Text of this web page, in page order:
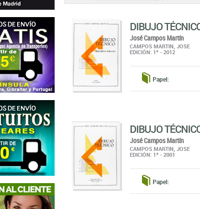
DIBUJO
José Campos Martín
CAMPOS MARTIN, JOSE
EDICIÓN: 1ª - 2012
Papel:
DIBUJO
José Campos Martín
CAMPOS MARTIN, JOSE
EDICIÓN: 1ª - 2001
Papel: